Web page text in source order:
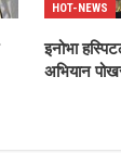
HOT-NEWS
इनोभा
अभियान